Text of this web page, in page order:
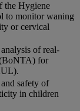
the Hygiene
to monitor waning
or cervical
of real-
for
safety of
in children